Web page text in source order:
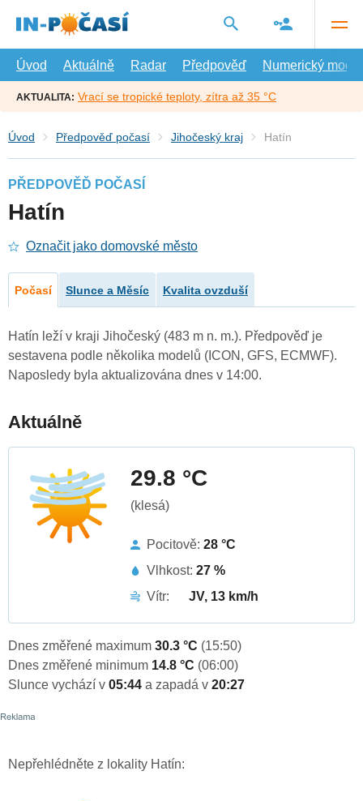
hlavní
Úvod
Aktuálně Radar Předpověď Numerický model
AKTUALITA: Vrací se tropické teploty, zítra až 35 °C
Úvod Předpověď počasí Jihočeský kraj Hatín
PŘEDPOVĚĎ POČASÍ
Hatín
Označit jako domovské město
Počasí Slunce a Měsíc Kvalita ovzduší
Hatín leží v kraji Jihočeský (483 m n. m.). Předpověď je
sestavena podle několika modelů (ICON, GFS, ECMWF).
Naposledy byla aktualizována dnes v 14:00.
Aktuálně
29.8 °C
(klesá)
Pocitově: 28 °C
Vlhkost: 27 %
Vítr:
JV, 13 km/h
Dnes změřené maximum 30.3 °C (15:50)
Dnes změřené minimum 14.8 °C (06:00)
Slunce vychází v 05:44 a zapadá v 20:27
Nepřehlédněte z lokality Hatín: